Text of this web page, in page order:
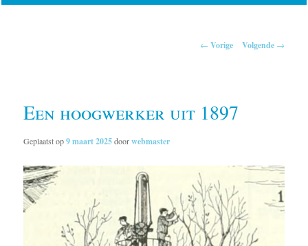
← Vorige Volgende →
Een hoogwerker uit 1897
Geplaatst op9 maart 2025doorwebmaster